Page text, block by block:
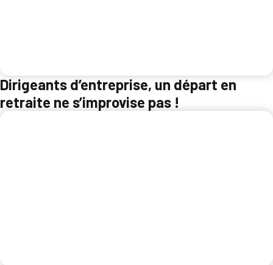
Dirigeants d’entreprise, un départ en
retraite ne s’improvise pas !